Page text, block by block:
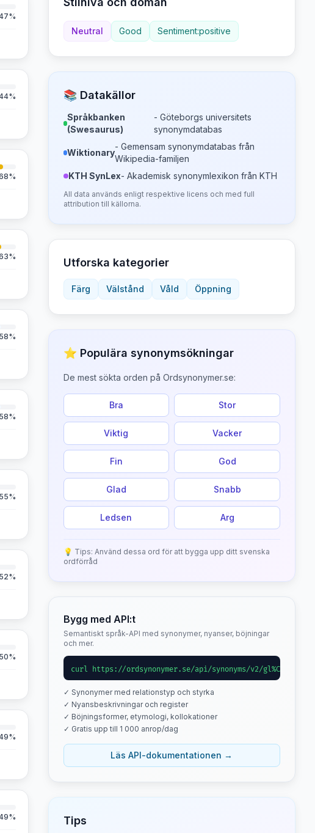
%
%
%
%
58%
58%
55%
52%
50%
%
%
Neutral Good Sentiment:positive
📚 Datakällor
Språkbanken
(Swesaurus)
- Göteborgs universitets
synonymdatabas
Wiktionary
- Gemensam synonymdatabas från
Wikipedia-familjen
KTH SynLex- Akademisk synonymlexikon från KTH
All data används enligt respektive licens och med full
attribution till källorna.
Utforska kategorier
Färg Välstånd Våld Öppning
⭐ Populära synonymsökningar
De mest sökta orden på Ordsynonymer.se:
Bra Stor
Viktig Vacker
Fin God
Glad Snabb
Ledsen Arg
💡 Tips: Använd dessa ord för att bygga upp ditt svenska
ordförråd
Bygg med API:t
Semantiskt språk-API med synonymer, nyanser, böjningar
och mer.
curl https://ordsynonymer.se/api/synonyms/v2/gl%C3%A4dje
✓ Synonymer med relationstyp och styrka
✓ Nyansbeskrivningar och register
✓ Böjningsformer, etymologi, kollokationer
✓ Gratis upp till 1 000 anrop/dag
Läs API-dokumentationen →
Tips